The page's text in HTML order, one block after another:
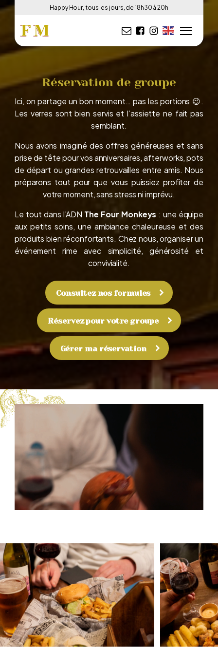
Happy Hour, tous les jours, de 18h30 à 20h
Réservation de groupe
Ici, on partage un bon moment… pas les portions 😉.
Les verres sont bien servis et l’assiette ne fait pas
semblant.
Nous avons imaginé des offres généreuses et sans
prise de tête pour vos anniversaires, afterworks, pots
de départ ou grandes retrouvailles entre amis. Nous
préparons tout pour que vous puissiez profiter de
votre moment, sans stress ni imprévu.
Le tout dans l’ADN The Four Monkeys : une équipe
aux petits soins, une ambiance chaleureuse et des
produits bienréconfortants. Chez nous, organiser un
événement rime avec simplicité, générosité et
convivialité.
Consultez nos formules
Réservez pour votre groupe
Gérer ma réservation